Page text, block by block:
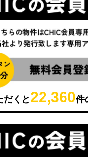
だくと 22,360件